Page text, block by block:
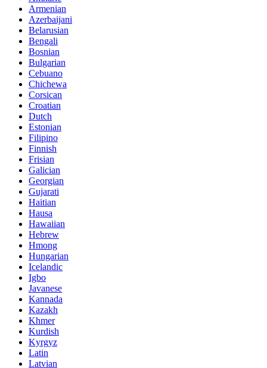
Armenian
Azerbaijani
Belarusian
Bengali
Bosnian
Bulgarian
Cebuano
Chichewa
Corsican
Croatian
Dutch
Estonian
Filipino
Finnish
Frisian
Galician
Georgian
Gujarati
Haitian
Hausa
Hawaiian
Hebrew
Hmong
Hungarian
Icelandic
Igbo
Javanese
Kannada
Kazakh
Khmer
Kurdish
Kyrgyz
Latin
Latvian